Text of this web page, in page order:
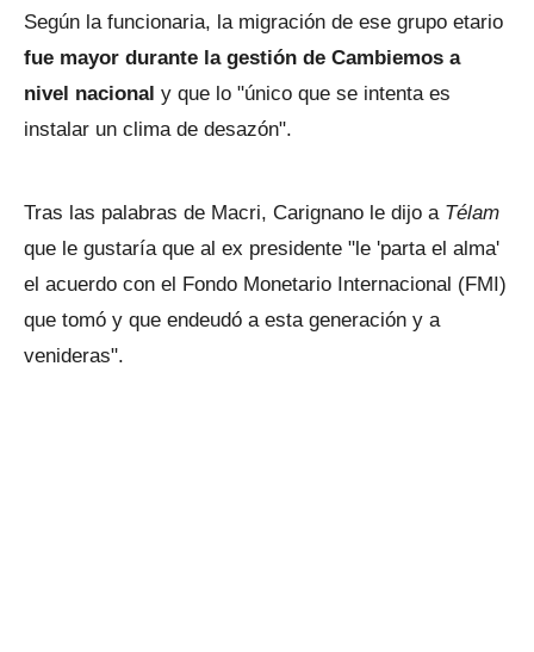
Según la funcionaria, la migración de ese grupo etario
fue mayor durante la gestión de Cambiemos a
nivel nacional y que lo "único que se intenta es
instalar un clima de desazón".
Tras las palabras de Macri, Carignano le dijo a Télam
que le gustaría que al ex presidente "le 'parta el alma'
el acuerdo con el Fondo Monetario Internacional (FMI)
que tomó y que endeudó a esta generación y a
venideras".